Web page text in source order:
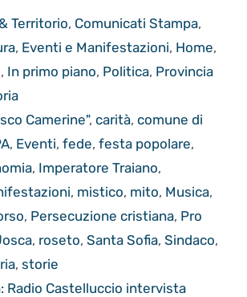
Territorio, Comunicati Stampa,
, Eventi e Manifestazioni, Home,
, In primo piano, Politica, Provincia
Camerine",carità,comune di
, Eventi, fede, festa popolare,
, Imperatore Traiano,
, mistico, mito, Musica,
, Persecuzione cristiana, Pro
, roseto, Santa Sofia, Sindaco,
, storie
Radio Castelluccio intervista